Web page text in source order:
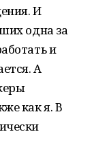
И
одна за
и
А
как я. В